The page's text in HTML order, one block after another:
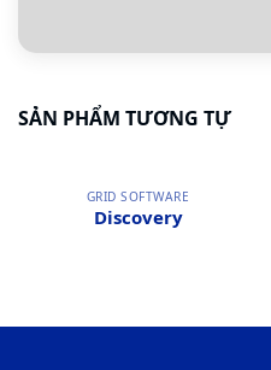
SẢN PHẨM TƯƠNG TỰ
GRID SOFTWARE
Discovery